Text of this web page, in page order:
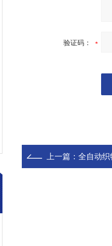
验证码：
上一篇： 全自动织